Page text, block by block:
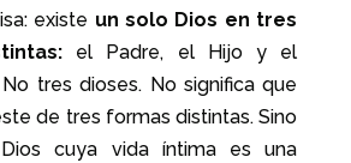
existe un solo Dios en tres
el Padre, el Hijo y el
No tres dioses. No significa que
de tres formas distintas. Sino
cuya vida íntima es una